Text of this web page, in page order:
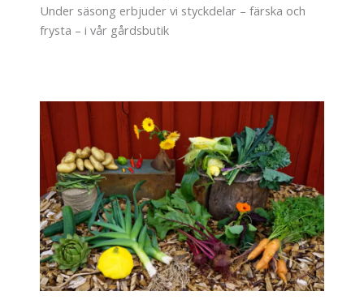
Under säsong erbjuder vi styckdelar – färska och
frysta – i vår gårdsbutik